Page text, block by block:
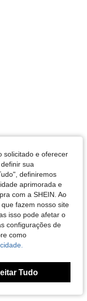
Castanho Café, Tamanho:
solicitado e oferecer
sua
definiremos
aprimorada e
com a SHEIN. Ao
fazem nosso site
isso pode afetar o
configurações de
como
Tudo